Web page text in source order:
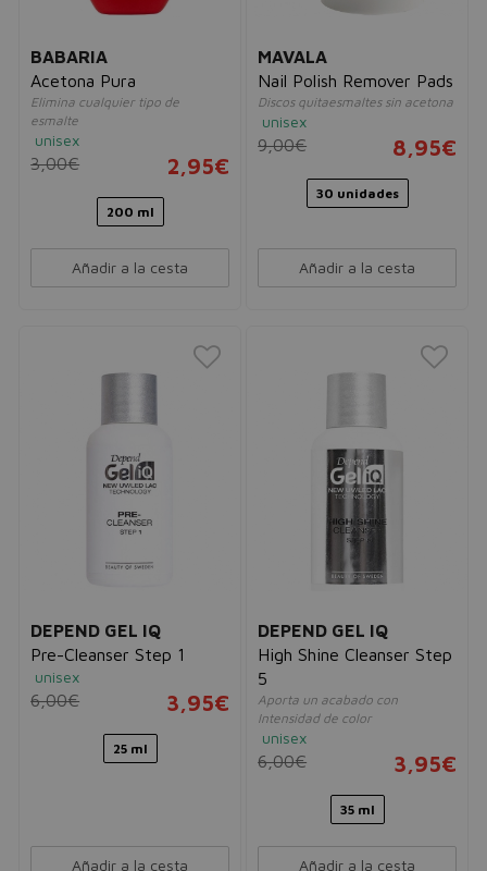
BABARIA
Acetona Pura
Elimina cualquier tipo de
esmalte
unisex
3,00€ 2,95€
200 ml
Añadir a la cesta
MAVALA
Nail Polish Remover Pads
Discos quitaesmaltes sin acetona
unisex
9,00€ 8,95€
30 unidades
Añadir a la cesta
DEPEND GEL IQ
Pre-Cleanser Step 1
unisex
6,00€ 3,95€
25 ml
Añadir a la cesta
DEPEND GEL IQ
High Shine Cleanser Step
5
Aporta un acabado con
Intensidad de color
unisex
6,00€ 3,95€
35 ml
Añadir a la cesta